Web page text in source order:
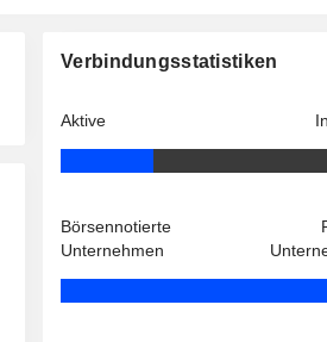
Verbindungsstatistiken
Aktive
Börsennotierte
Unternehmen